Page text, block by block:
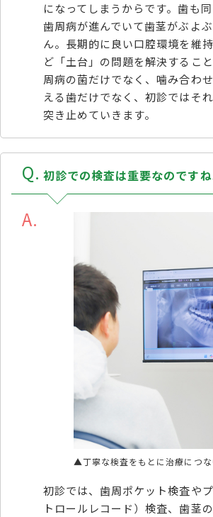
になってしまうからです。歯も
歯周病が進んでいて歯茎がぶよ
ん。長期的に良い口腔環境を維
ど「土台」の問題を解決するこ
周病の菌だけでなく、噛み合わ
える歯だけでなく、初診ではそ
突き止めていきます。
Q 初診での検査は重要なのです
A
▲丁寧な検査をもとに治療につな
初診では、歯周ポケット検査や
トロールレコード）検査、歯茎